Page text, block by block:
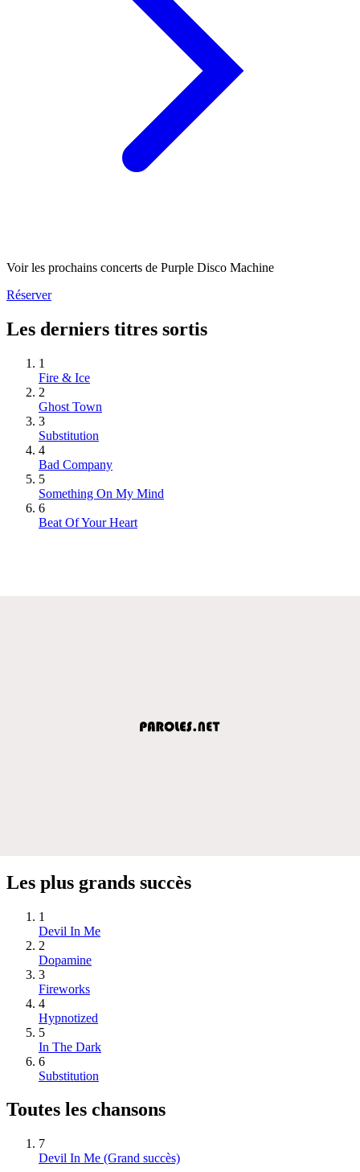
Voir les prochains concerts de Purple Disco Machine
Réserver
Les derniers titres sortis
1
Fire & Ice
2
Ghost Town
3
Substitution
4
Bad Company
5
Something On My Mind
6
Beat Of Your Heart
Les plus grands succès
1
Devil In Me
2
Dopamine
3
Fireworks
4
Hypnotized
5
In The Dark
6
Substitution
Toutes les chansons
7
Devil In Me (Grand succès)